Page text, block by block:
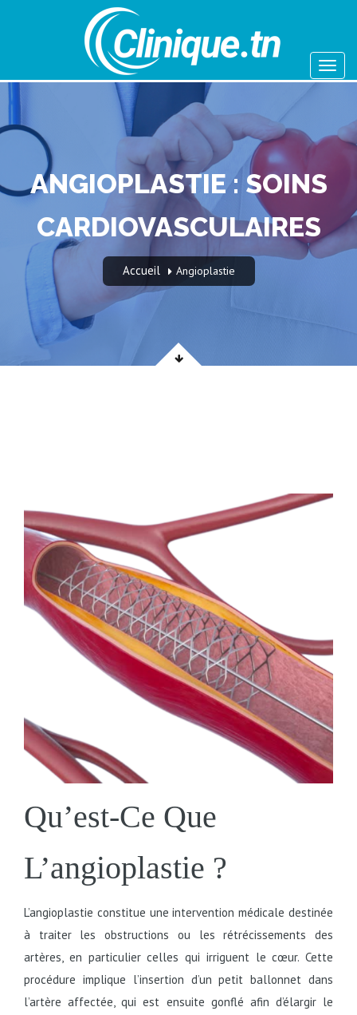
ANGIOPLASTIE : SOINS
CARDIOVASCULAIRES
Accueil Angioplastie
Qu’est-Ce Que
L’angioplastie ?
L’angioplastie constitue une intervention médicale destinée
à traiter les obstructions ou les rétrécissements des
artères, en particulier celles qui irriguent le cœur. Cette
procédure implique l’insertion d’un petit ballonnet dans
l’artère affectée, qui est ensuite gonflé afin d’élargir le